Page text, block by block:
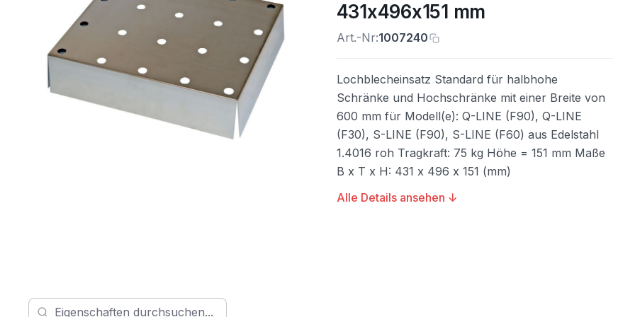
431x496x151 mm
Art.-Nr:1007240
Lochblecheinsatz Standard für halbhohe
Schränke und Hochschränke mit einer Breite von
600 mm für Modell(e): Q-LINE (F90), Q-LINE
(F30), S-LINE (F90), S-LINE (F60) aus Edelstahl
1.4016 roh Tragkraft: 75 kg Höhe = 151 mm Maße
B x T x H: 431 x 496 x 151 (mm)
Alle Details ansehen ↓